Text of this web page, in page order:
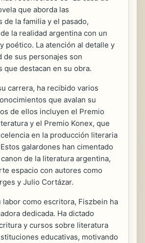
que aborda las
de la familia y el pasado,
la realidad argentina con un
poético. La atención al detalle y
de sus personajes son
que destacan en su obra.
carrera, ha recibido varios
que avalan su
de ellos incluyen el Premio
y el Premio Konex, que
en la producción literaria
galardones han cimentado
de la literatura argentina,
espacio con autores como
y Julio Cortázar.
labor como escritora, Fiszbein ha
dedicada. Ha dictado
y cursos sobre literatura
educativas, motivando